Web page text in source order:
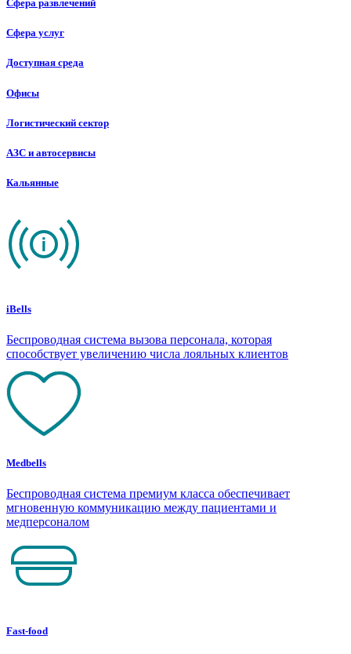
Сфера развлечений
Сфера услуг
Доступная среда
Офисы
Логистический сектор
АЗС и автосервисы
Кальянные
iBells
Беспроводная система вызова персонала, которая
способствует увеличению числа лояльных клиентов
Medbells
Беспроводная система премиум класса обеспечивает
мгновенную коммуникацию между пациентами и
медперсоналом
Fast-food